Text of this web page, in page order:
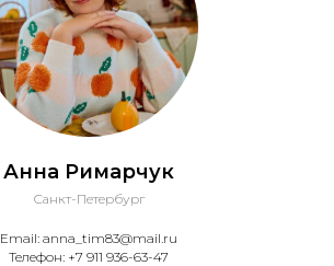
Анна Римарчук
Санкт-Петербург
Email: anna_tim83@mail.ru
Телефон: +7 911 936-63-47